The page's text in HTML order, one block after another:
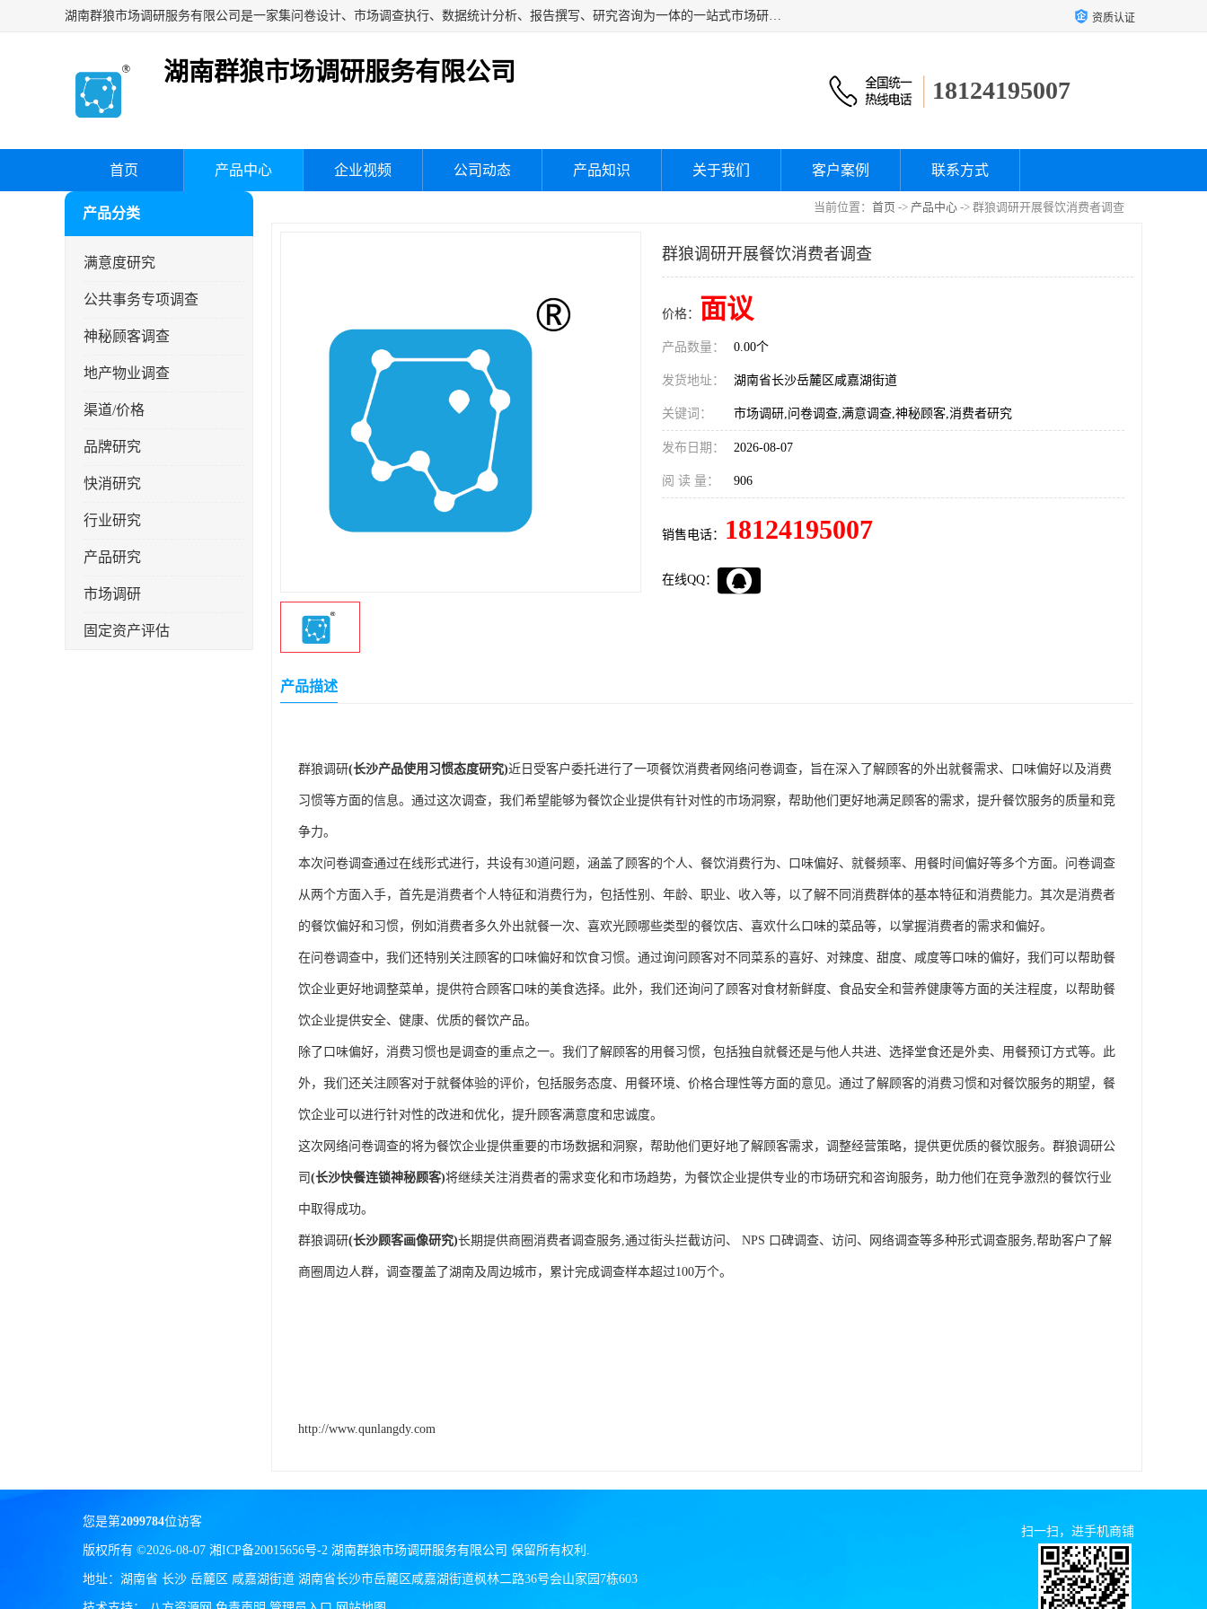
湖南群狼市场调研服务有限公司是一家集问卷设计、市场调查执行、数据统计分析、报告撰写、研究咨询为一体的一站式市场研究服务机构，主要服务：市场调研、三方评估、满意度研究、快消研究、地产物业调查、品牌研究、神秘顾客调查、行业研究、产品研究、公共事务专项调查等。 资质认证
湖南群狼市场调研服务有限公司
18124195007
首页 产品中心 企业视频 公司动态 产品知识 关于我们 客户案例 联系方式
当前位置： 首页 -> 产品中心 -> 群狼调研开展餐饮消费者调查
产品分类
满意度研究
公共事务专项调查
神秘顾客调查
地产物业调查
渠道/价格
品牌研究
快消研究
行业研究
产品研究
市场调研
固定资产评估
群狼调研开展餐饮消费者调查
价格： 面议
产品数量： 0.00个
发货地址： 湖南省长沙岳麓区咸嘉湖街道
关键词： 市场调研,问卷调查,满意调查,神秘顾客,消费者研究
发布日期： 2026-08-07
阅 读 量： 906
销售电话： 18124195007
在线QQ：
产品描述
群狼调研(长沙产品使用习惯态度研究)近日受客户委托进行了一项餐饮消费者网络问卷调查，旨在深入了解顾客的外出就餐需求、口味偏好以及消费
习惯等方面的信息。通过这次调查，我们希望能够为餐饮企业提供有针对性的市场洞察，帮助他们更好地满足顾客的需求，提升餐饮服务的质量和竞
争力。
本次问卷调查通过在线形式进行，共设有30道问题，涵盖了顾客的个人、餐饮消费行为、口味偏好、就餐频率、用餐时间偏好等多个方面。问卷调查
从两个方面入手，首先是消费者个人特征和消费行为，包括性别、年龄、职业、收入等，以了解不同消费群体的基本特征和消费能力。其次是消费者
的餐饮偏好和习惯，例如消费者多久外出就餐一次、喜欢光顾哪些类型的餐饮店、喜欢什么口味的菜品等，以掌握消费者的需求和偏好。
在问卷调查中，我们还特别关注顾客的口味偏好和饮食习惯。通过询问顾客对不同菜系的喜好、对辣度、甜度、咸度等口味的偏好，我们可以帮助餐
饮企业更好地调整菜单，提供符合顾客口味的美食选择。此外，我们还询问了顾客对食材新鲜度、食品安全和营养健康等方面的关注程度，以帮助餐
饮企业提供安全、健康、优质的餐饮产品。
除了口味偏好，消费习惯也是调查的重点之一。我们了解顾客的用餐习惯，包括独自就餐还是与他人共进、选择堂食还是外卖、用餐预订方式等。此
外，我们还关注顾客对于就餐体验的评价，包括服务态度、用餐环境、价格合理性等方面的意见。通过了解顾客的消费习惯和对餐饮服务的期望，餐
饮企业可以进行针对性的改进和优化，提升顾客满意度和忠诚度。
这次网络问卷调查的将为餐饮企业提供重要的市场数据和洞察，帮助他们更好地了解顾客需求，调整经营策略，提供更优质的餐饮服务。群狼调研公
司 (长沙快餐连锁神秘顾客)将继续关注消费者的需求变化和市场趋势，为餐饮企业提供专业的市场研究和咨询服务，助力他们在竞争激烈的餐饮行业
中取得成功。
群狼调研(长沙顾客画像研究)长期提供商圈消费者调查服务,通过街头拦截访问、 NPS 口碑调查、访问、网络调查等多种形式调查服务,帮助客户了解
商圈周边人群，调查覆盖了湖南及周边城市，累计完成调查样本超过100万个。
http://www.qunlangdy.com
您是第2099784位访客
版权所有 ©2026-08-07 湘ICP备20015656号-2 湖南群狼市场调研服务有限公司 保留所有权利.
地址：湖南省 长沙 岳麓区 咸嘉湖街道 湖南省长沙市岳麓区咸嘉湖街道枫林二路36号会山家园7栋603
扫一扫，进手机商铺